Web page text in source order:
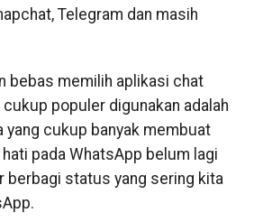
Telegram dan masih
bebas memilih aplikasi chat
cukup populer digunakan adalah
yang cukup banyak membuat
pada WhatsApp belum lagi
berbagi status yang sering kita